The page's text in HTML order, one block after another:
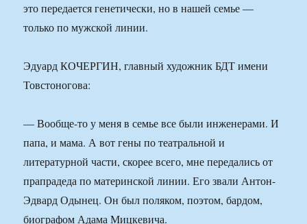
это передается генетически, но в нашей семье —
только по мужской линии.
Эдуард КОЧЕРГИН, главный художник БДТ имени
Товстоногова:
— Вообще-то у меня в семье все были инженерами. И
папа, и мама. А вот гены по театральной и
литературной части, скорее всего, мне передались от
прапрадеда по материнской линии. Его звали Антон-
Эдвард Одынец. Он был поляком, поэтом, бардом,
биографом Адама Мицкевича.